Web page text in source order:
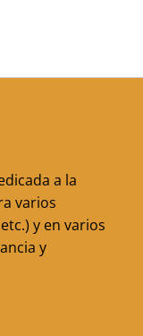
a la
varios
y en varios
y